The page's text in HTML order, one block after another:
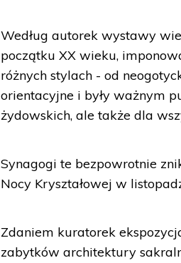
Według autorek wystawy
początku XX wieku,
różnych stylach - od
orientacyjne i były ważnym
żydowskich, ale także dla
Synagogi te bezpowrotnie
Nocy Kryształowej w
Zdaniem kuratorek
zabytków architektury